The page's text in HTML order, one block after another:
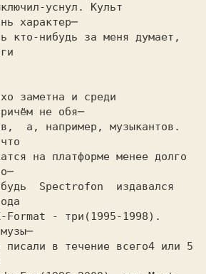
уснул. Культ
характер─
кто-нибудь за меня думает,
заметна и среди
не обя─
а, например, музыкантов.
на платформе менее долго
Spectrofon  издавался
Format - три (1995-1998).
писали в течение всего4 или 5